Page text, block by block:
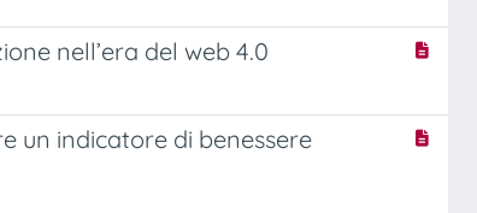
nell’era del web 4.0
un indicatore di benessere